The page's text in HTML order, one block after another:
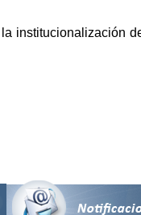
institucionalización